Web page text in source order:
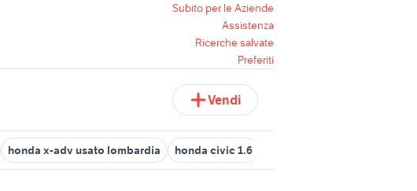
Subito per le Aziende
Assistenza
Ricerche salvate
Preferiti
Vendi
honda x-adv usato lombardia honda civic 1.6